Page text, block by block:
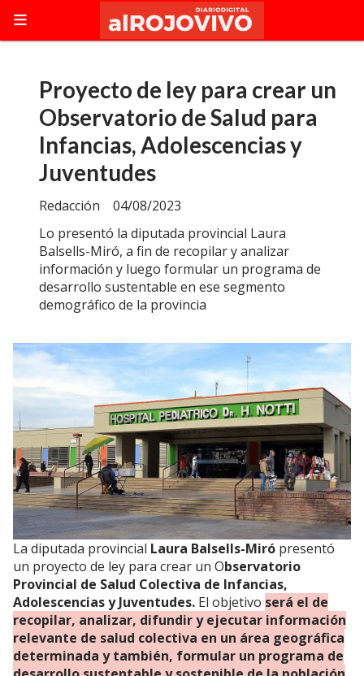
Proyecto de ley para crear un
Observatorio de Salud para
Infancias, Adolescencias y
Juventudes
Lo presentó la diputada provincial Laura
Balsells-Miró, a fin de recopilar y analizar
información y luego formular un programa de
desarrollo sustentable en ese segmento
demográfico de la provincia
04/08/2023
Redacción
La diputada provincial Laura Balsells-Miró presentó
un proyecto de ley para crear un Observatorio
Provincial de Salud Colectiva de Infancias,
Adolescencias y Juventudes. El objetivo será el de
recopilar, analizar, difundir y ejecutar información
relevante de salud colectiva en un área geográfica
determinada y también, formular un programa de